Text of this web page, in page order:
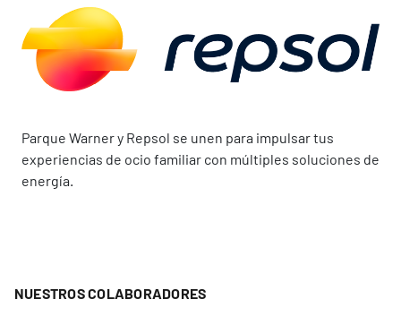
Parque Warner y Repsol se unen para impulsar tus
experiencias de ocio familiar con múltiples soluciones de
energía.
NUESTROS COLABORADORES